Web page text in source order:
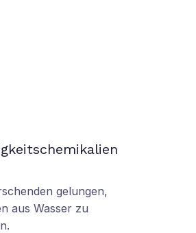
gelungen,
aus Wasser zu